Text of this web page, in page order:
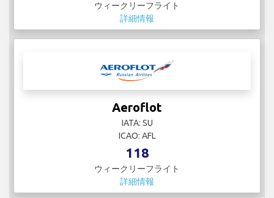
ウィークリーフライト
詳細情報
Aeroflot
IATA: SU
ICAO: AFL
118
ウィークリーフライト
詳細情報